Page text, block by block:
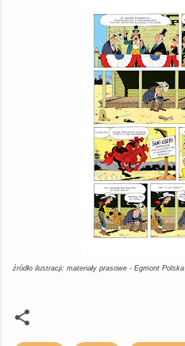
źródło ilustracji: materiały prasowe - Egmont Polska